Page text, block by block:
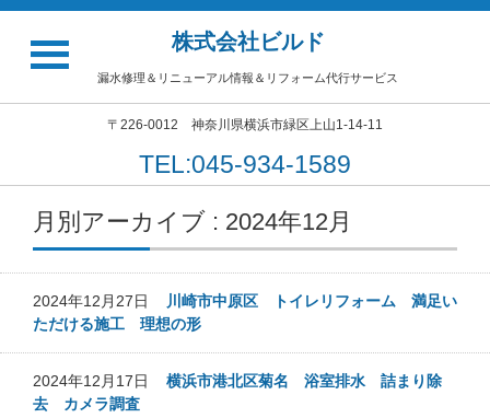
株式会社ビルド
漏水修理＆リニューアル情報＆リフォーム代行サービス
〒226-0012 神奈川県横浜市緑区上山1-14-11
TEL:045-934-1589
月別アーカイブ : 2024年12月
2024年12月27日
川崎市中原区 トイレリフォーム 満足い
ただける施工 理想の形
2024年12月17日 横浜市港北区菊名 浴室排水 詰まり除
去 カメラ調査